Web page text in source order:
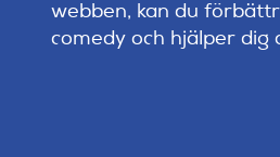
webben, kan du
comedy och hjälper dig